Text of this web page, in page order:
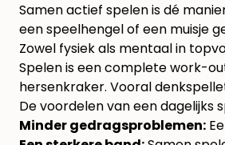
Samen actief spelen is dé
een speelhengel of een muisje
Zowel fysiek als mentaal in
Spelen is een complete work-
hersenkraker. Vooral
De voordelen van een dagelijks
Minder gedragsproblemen: